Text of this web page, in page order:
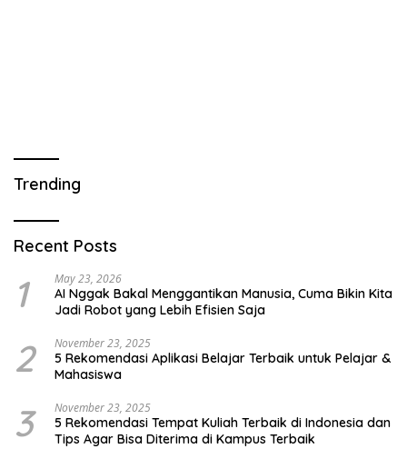
Trending
Recent Posts
1 May 23, 2026
AI Nggak Bakal Menggantikan Manusia, Cuma Bikin Kita
Jadi Robot yang Lebih Efisien Saja
2 November 23, 2025
5 Rekomendasi Aplikasi Belajar Terbaik untuk Pelajar &
Mahasiswa
3 November 23, 2025
5 Rekomendasi Tempat Kuliah Terbaik di Indonesia dan
Tips Agar Bisa Diterima di Kampus Terbaik